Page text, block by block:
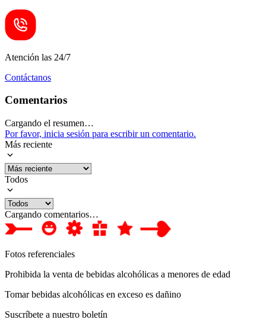
Atención las 24/7
Contáctanos
Comentarios
Cargando el resumen…
Por favor, inicia sesión para escribir un comentario.
Más reciente
Todos
Cargando comentarios…
Fotos referenciales
Prohibida la venta de bebidas alcohólicas a menores de edad
Tomar bebidas alcohólicas en exceso es dañino
Suscríbete a nuestro boletín